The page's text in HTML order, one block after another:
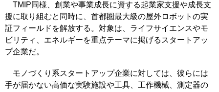
TMIP同様、創業や事業成長に資する起業家支援や成長支
援に取り組むと同時に、首都圏最大級の屋外ロボットの実
証フィールドを解放する。対象は、ライフサイエンスやモ
ビリティ、エネルギーを重点テーマに掲げるスタートアッ
プ企業だ。
モノづくり系スタートアップ企業に対しては、彼らには
手が届かない高価な実験施設や工具、工作機械、測定器の